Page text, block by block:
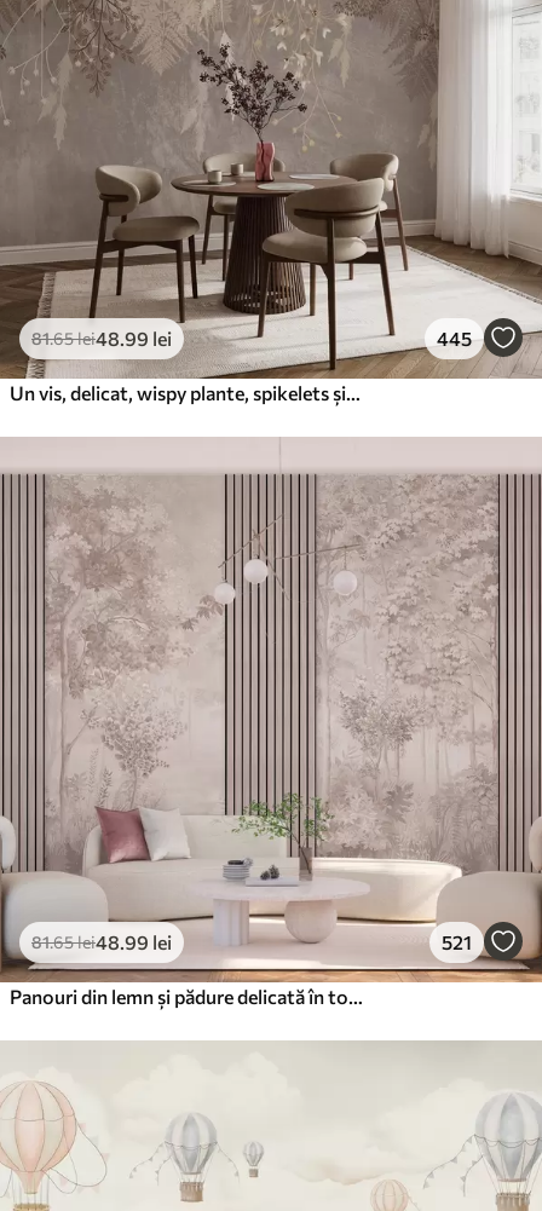
81.65lei48 .99 lei 445
81.65lei48 .99 lei 521